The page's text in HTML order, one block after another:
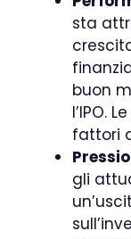
sta
buon
l’IPO.
fattori
gli